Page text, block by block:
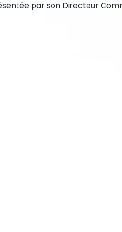
par son Directeur